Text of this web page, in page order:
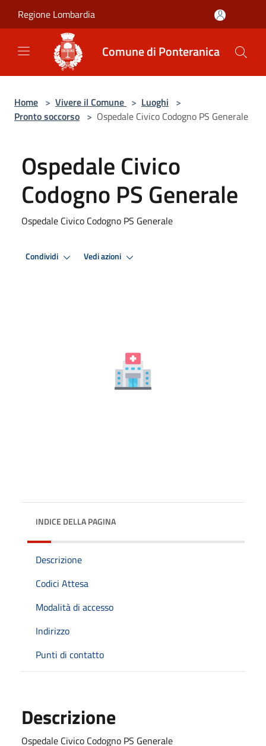
Regione Lombardia
Comune di Ponteranica
Home > Vivere il Comune > Luoghi >
Pronto soccorso > Ospedale Civico Codogno PS Generale
Ospedale Civico
Codogno PS Generale
Ospedale Civico Codogno PS Generale
Condividi Vedi azioni
INDICE DELLA PAGINA
Descrizione
Codici Attesa
Modalità di accesso
Indirizzo
Punti di contatto
Descrizione
Ospedale Civico Codogno PS Generale